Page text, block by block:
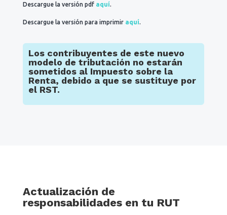
Descargue la versión pdf aquí.
Descargue la versión para imprimir aquí.
Los contribuyentes de este nuevo
modelo de tributación no estarán
sometidos al Impuesto sobre la
Renta, debido a que se sustituye por
el RST.
Actualización de
responsabilidades en tu RUT